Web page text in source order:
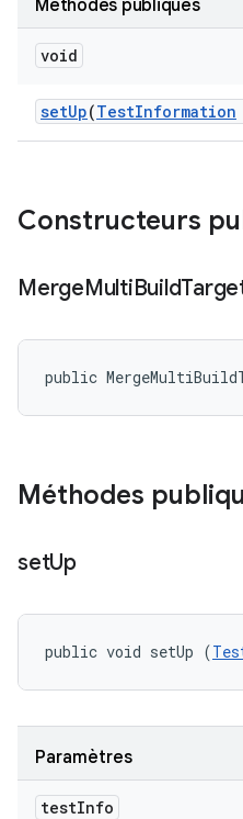
Méthodes publiques
void
setUp(TestInformation
Constructeurs
MergeMultiBuild
public
Méthodes
setUp
public void setUp (
Paramètres
testInfo